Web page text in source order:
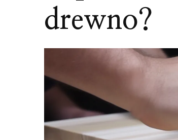
drewno?